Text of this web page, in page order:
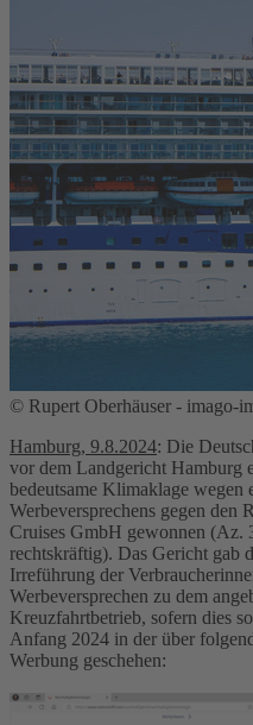
© Rupert Oberhäuser - imago-
Hamburg, 9.8.2024: Die
vor dem Landgericht Hamburg
bedeutsame Klimaklage wegen
Werbeversprechens gegen
Cruises GmbH gewonnen (Az.
rechtskräftig). Das Gericht gab
Irreführung der
Werbeversprechen zu dem
Kreuzfahrtbetrieb, sofern dies
Anfang 2024 in der über
Werbung geschehen: